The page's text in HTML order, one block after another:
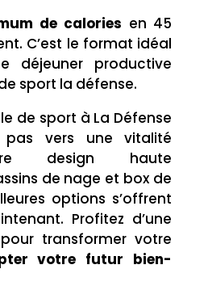
de calories en 45
C’est le format idéal
déjeuner productive
sport la défense.
de sport à La Défense
vers une vitalité
design haute
de nage et box de
options s’offrent
Profitez d’une
transformer votre
votre futur bien-